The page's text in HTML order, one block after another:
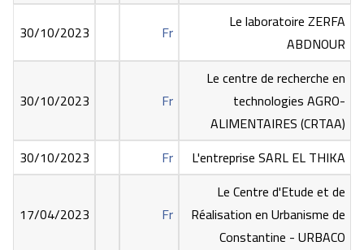
Le laboratoire ZERFA
ABDNOUR
Fr
30/10/2023
Le centre de recherche en
technologies AGRO-
ALIMENTAIRES (CRTAA)
Fr
30/10/2023
L'entreprise SARL EL THIKA
Fr
30/10/2023
Le Centre d'Etude et de
Réalisation en Urbanisme de
Constantine - URBACO
Fr
17/04/2023